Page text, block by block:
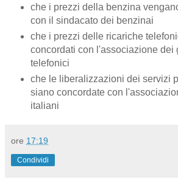
che i prezzi della benzina
con il sindacato dei benzinai
che i prezzi delle ricariche
concordati con l'associazione dei
telefonici
che le liberalizzazioni dei servizi
siano concordate con
italiani
ore 17:19
Condividi